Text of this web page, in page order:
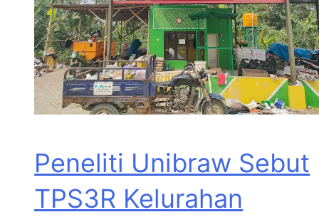
Peneliti Unibraw Sebut
TPS3R Kelurahan